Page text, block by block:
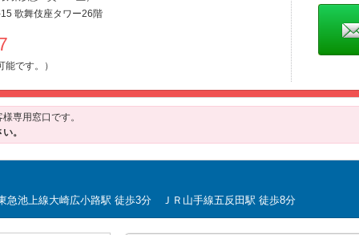
歌舞伎座タワー26階
です。）
専用窓口です。
。
池上線大崎広小路駅 徒歩3分 ＪＲ山手線五反田駅 徒歩8分